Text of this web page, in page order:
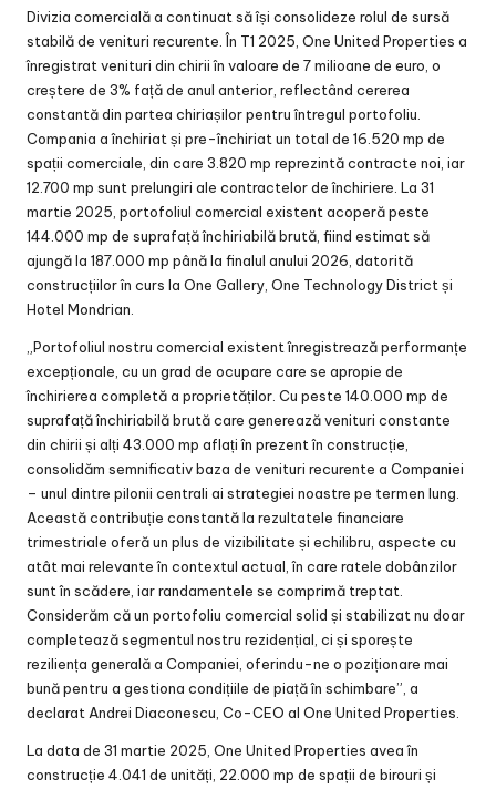
Divizia comercială a continuat să își consolideze rolul de sursă
stabilă de venituri recurente. În T1 2025, One United Properties a
înregistrat venituri din chirii în valoare de 7 milioane de euro, o
creștere de 3% față de anul anterior, reflectând cererea
constantă din partea chiriașilor pentru întregul portofoliu.
Compania a închiriat și pre-închiriat un total de 16.520 mp de
spații comerciale, din care 3.820 mp reprezintă contracte noi, iar
12.700 mp sunt prelungiri ale contractelor de închiriere. La 31
martie 2025, portofoliul comercial existent acoperă peste
144.000 mp de suprafață închiriabilă brută, fiind estimat să
ajungă la 187.000 mp până la finalul anului 2026, datorită
construcțiilor în curs la One Gallery, One Technology District și
Hotel Mondrian.
„Portofoliul nostru comercial existent înregistrează performanțe
excepționale, cu un grad de ocupare care se apropie de
închirierea completă a proprietăților. Cu peste 140.000 mp de
suprafață închiriabilă brută care generează venituri constante
din chirii și alți 43.000 mp aflați în prezent în construcție,
consolidăm semnificativ baza de venituri recurente a Companiei
– unul dintre pilonii centrali ai strategiei noastre pe termen lung.
Această contribuție constantă la rezultatele financiare
trimestriale oferă un plus de vizibilitate și echilibru, aspecte cu
atât mai relevante în contextul actual, în care ratele dobânzilor
sunt în scădere, iar randamentele se comprimă treptat.
Considerăm că un portofoliu comercial solid și stabilizat nu doar
completează segmentul nostru rezidențial, ci și sporește
reziliența generală a Companiei, oferindu-ne o poziționare mai
bună pentru a gestiona condițiile de piață în schimbare”, a
declarat Andrei Diaconescu, Co-CEO al One United Properties.
La data de 31 martie 2025, One United Properties avea în
construcție 4.041 de unități, 22.000 mp de spații de birouri și